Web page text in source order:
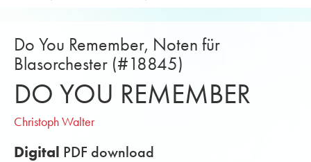
Do You Remember, Noten für
Blasorchester (#18845)
DO YOU REMEMBER
Christoph Walter
Digital PDF download